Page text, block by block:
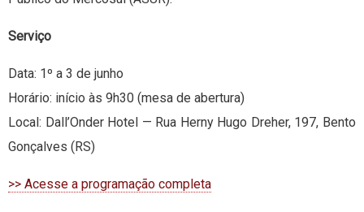
Serviço
Data: 1º a 3 de junho
Horário: início às 9h30 (mesa de abertura)
Local: Dall’Onder Hotel — Rua Herny Hugo Dreher, 197, Bento
Gonçalves (RS)
>> Acesse a programação completa